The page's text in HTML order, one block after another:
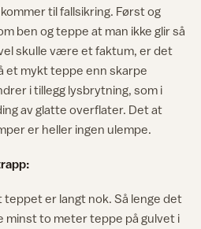
til fallsikring. Først og
ben og teppe at man ikke glir så
skulle være et faktum, er det
et mykt teppe enn skarpe
i tillegg lysbrytning, som i
av glatte overflater. Det at
er heller ingen ulempe.
teppet er langt nok. Så lenge det
minst to meter teppe på gulvet i